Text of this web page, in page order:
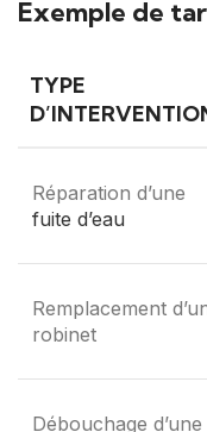
Exemple de
TYPE
Réparation d’une
fuite d’eau
Remplacement
robinet
Débouchage d’une